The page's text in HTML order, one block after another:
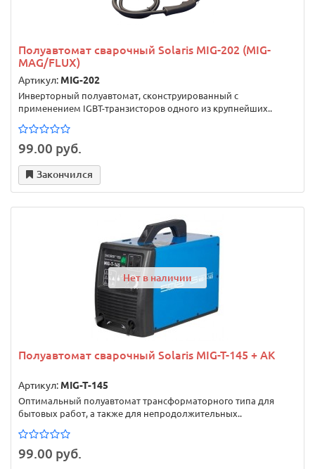
Полуавтомат сварочный Solaris MIG-202 (MIG-
MAG/FLUX)
Артикул: MIG-202
Инверторный полуавтомат, сконструированный с
применением IGBT-транзисторов одного из крупнейших..
99.00 руб.
Закончился
Нет в наличии
Полуавтомат сварочный Solaris MIG-T-145 + AK
Артикул: MIG-T-145
Оптимальный полуавтомат трансформаторного типа для
бытовых работ, а также для непродолжительных..
99.00 руб.